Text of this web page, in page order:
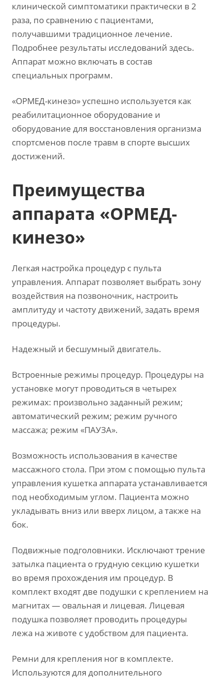
клинической симптоматики практически в 2
раза, по сравнению с пациентами,
получавшими традиционное лечение.
Подробнее результаты исследований здесь.
Аппарат можно включать в состав
специальных программ.
«ОРМЕД-кинезо» успешно используется как
реабилитационное оборудование и
оборудование для восстановления организма
спортсменов после травм в спорте высших
достижений.
Преимущества
аппарата «ОРМЕД-
кинезо»
Легкая настройка процедур с пульта
управления. Аппарат позволяет выбрать зону
воздействия на позвоночник, настроить
амплитуду и частоту движений, задать время
процедуры.
Надежный и бесшумный двигатель.
Встроенные режимы процедур. Процедуры на
установке могут проводиться в четырех
режимах: произвольно заданный режим;
автоматический режим; режим ручного
массажа; режим «ПАУЗА».
Возможность использования в качестве
массажного стола. При этом с помощью пульта
управления кушетка аппарата устанавливается
под необходимым углом. Пациента можно
укладывать вниз или вверх лицом, а также на
бок.
Подвижные подголовники. Исключают трение
затылка пациента о грудную секцию кушетки
во время прохождения им процедур. В
комплект входят две подушки с креплением на
магнитах — овальная и лицевая. Лицевая
подушка позволяет проводить процедуры
лежа на животе с удобством для пациента.
Ремни для крепления ног в комплекте.
Используются для дополнительного